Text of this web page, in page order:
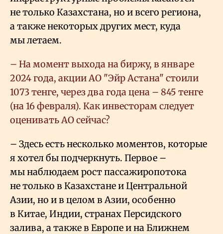
не только Казахстана, но и всего региона,
а также некоторых других мест, куда
мы летаем.
– На момент выхода на биржу, в январе
2024 года, акции АО "Эйр Астана" стоили
1073 тенге, через два года цена – 845 тенге
(на 16 февраля). Как инвесторам следует
оценивать АО сейчас?
– Здесь есть несколько моментов, которые
я хотел бы подчеркнуть. Первое –
мы наблюдаем рост пассажиропотока
не только в Казахстане и Центральной
Азии, но и в целом в Азии, особенно
в Китае, Индии, странах Персидского
залива, а также в Европе и на Ближнем